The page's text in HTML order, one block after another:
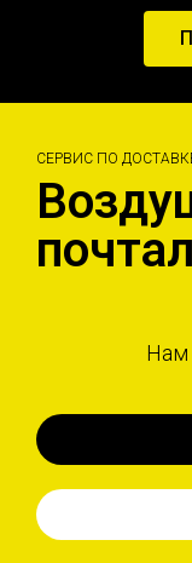
СЕРВИС ПО
Нам